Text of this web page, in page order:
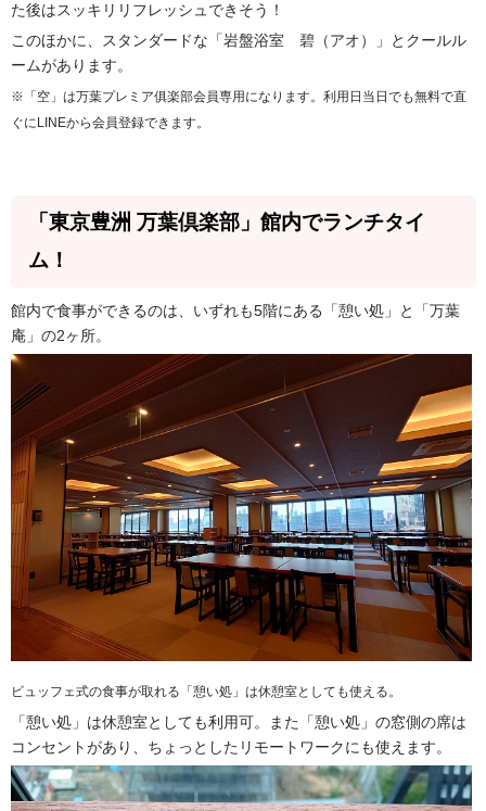
た後はスッキリリフレッシュできそう！
このほかに、スタンダードな「岩盤浴室 碧（アオ）」とクールル
ームがあります。
※「空」は万葉プレミア俱楽部会員専用になります。利用日当日でも無料で直
ぐにLINEから会員登録できます。
「東京豊洲 万葉倶楽部」館内でランチタイ
ム！
館内で食事ができるのは、いずれも5階にある「憩い処」と「万葉
庵」の2ヶ所。
ビュッフェ式の食事が取れる「憩い処」は休憩室としても使える。
「憩い処」は休憩室としても利用可。また「憩い処」の窓側の席は
コンセントがあり、ちょっとしたリモートワークにも使えます。